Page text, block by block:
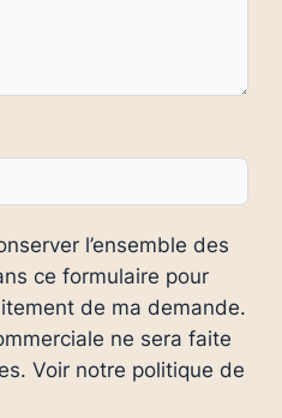
l’ensemble des
ce formulaire pour
de ma demande.
ne sera faite
Voir notre politique de